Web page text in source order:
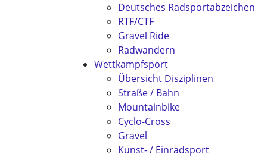
Deutsches Radsportabzeichen
RTF/CTF
Gravel Ride
Radwandern
Wettkampfsport
Übersicht Disziplinen
Straße / Bahn
Mountainbike
Cyclo-Cross
Gravel
Kunst- / Einradsport